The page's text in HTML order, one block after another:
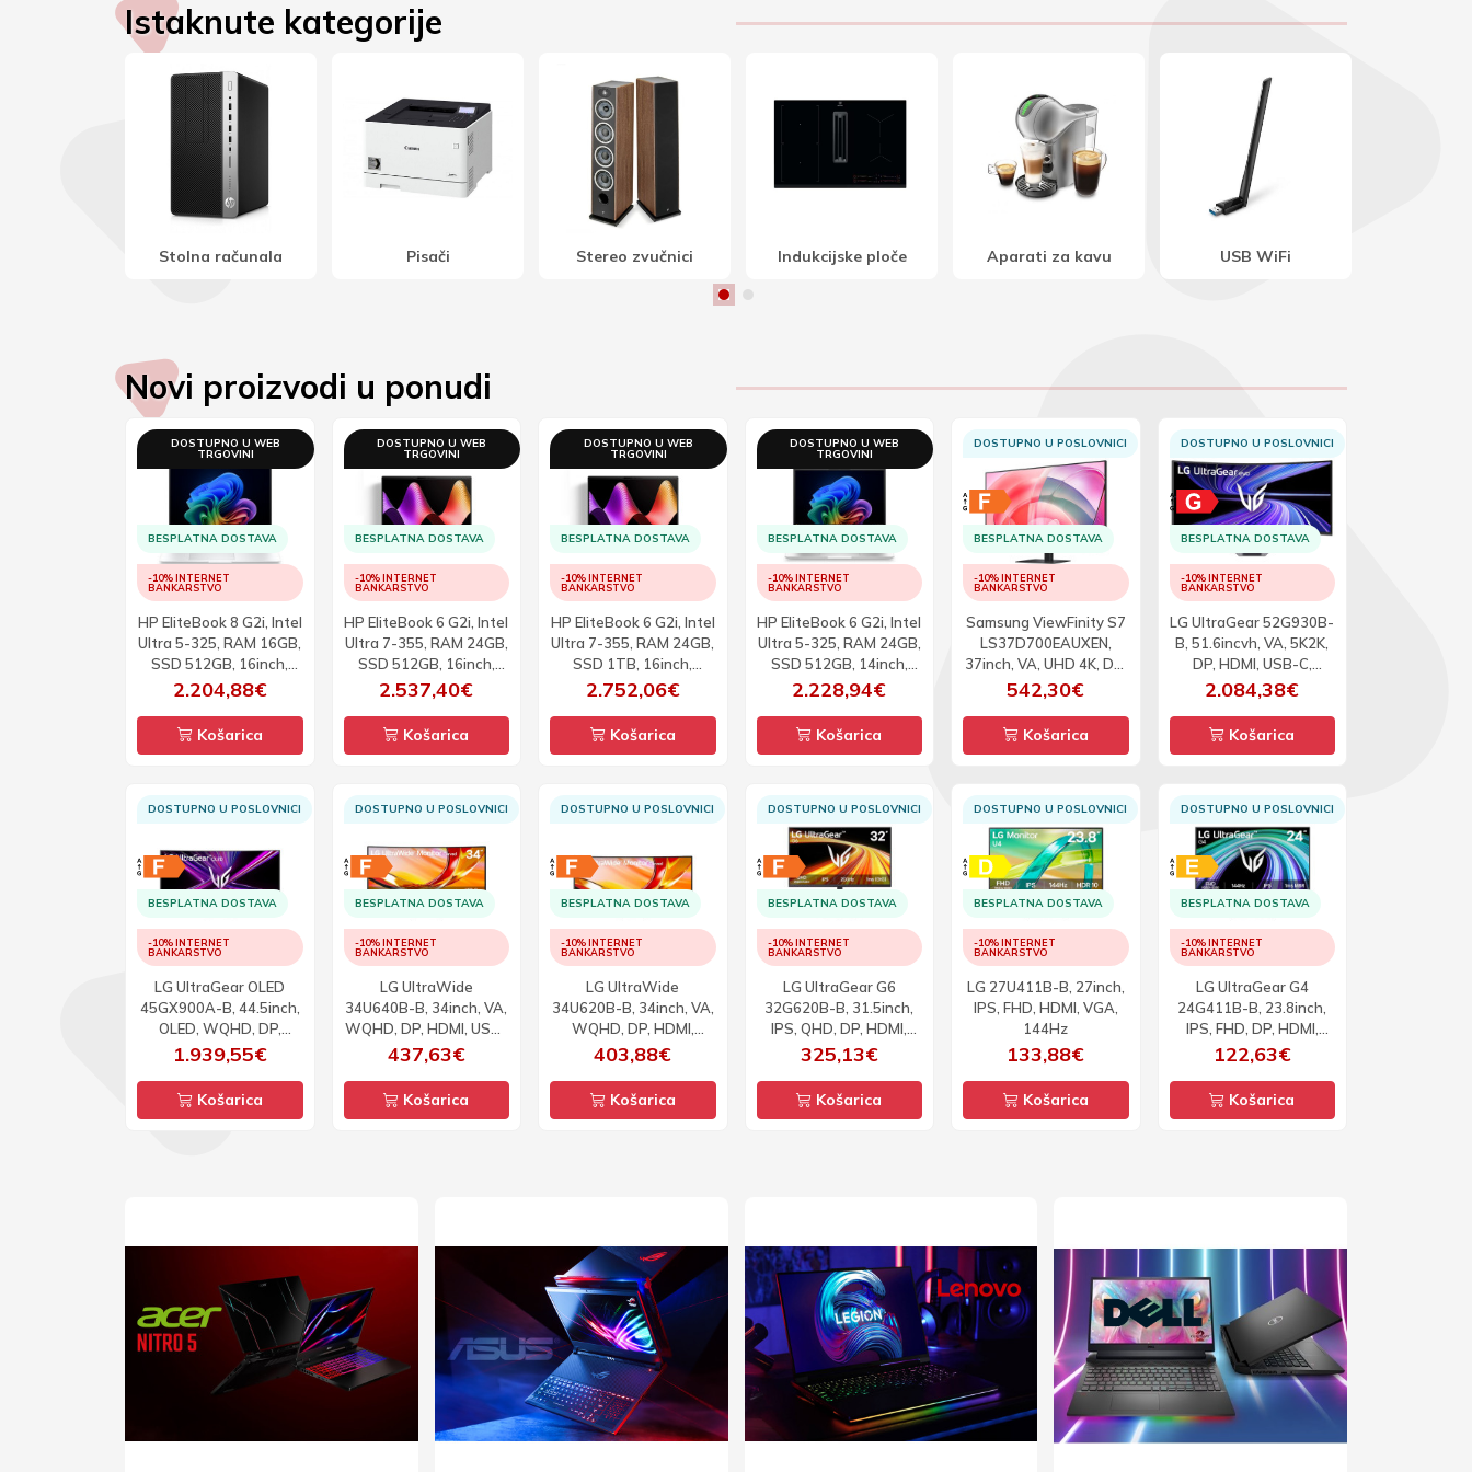
Istaknute kategorije
Pisači Stereo zvučnici Indukcijske ploče Aparati za kavu USB WiFi Napajanja
Novi proizvodi u ponudi
DOSTUPNO U WEB
TRGOVINI
BESPLATNA DOSTAVA
-10% INTERNET
BANKARSTVO
HP EliteBook 8 G2i, Intel
Ultra 5-325, RAM 16GB,
SSD 512GB, 16inch,
WUXGA, W11P
2.204,88€
Košarica
DOSTUPNO U WEB
TRGOVINI
BESPLATNA DOSTAVA
-10% INTERNET
BANKARSTVO
HP EliteBook 6 G2i, Intel
Ultra 7-355, RAM 24GB,
SSD 512GB, 16inch,
WUXGA, W11P
2.537,40€
Košarica
DOSTUPNO U WEB
TRGOVINI
BESPLATNA DOSTAVA
-10% INTERNET
BANKARSTVO
HP EliteBook 6 G2i, Intel
Ultra 7-355, RAM 24GB,
SSD 1TB, 16inch,
WUXGA, W11P
2.752,06€
Košarica
DOSTUPNO U WEB
TRGOVINI
BESPLATNA DOSTAVA
-10% INTERNET
BANKARSTVO
HP EliteBook 6 G2i, Intel
Ultra 5-325, RAM 24GB,
SSD 512GB, 14inch,
WUXGA, W11P
2.228,94€
Košarica
DOSTUPNO U POSLOVNICI
BESPLATNA DOSTAVA
-10% INTERNET
BANKARSTVO
Samsung ViewFinity S7
LS37D700EAUXEN,
37inch, VA, UHD 4K, DP,
HDMI, 60Hz
542,30€
Košarica
DOSTUPNO U POSLOVNICI
BESPLATNA DOSTAVA
-10% INTERNET
BANKARSTVO
LG UltraGear 52G930B-
B, 51.6incvh, VA, 5K2K,
DP, HDMI, USB-C,
240Hz, zakrivljeni
2.084,38€
Košarica
DOSTUPNO U POSLOVNICI
BESPLATNA DOSTAVA
-10% INTERNET
BANKARSTVO
LG UltraGear OLED
45GX900A-B, 44.5inch,
OLED, WQHD, DP,
HDMI, USB-C, 240Hz,
1.939,55€
Košarica
DOSTUPNO U POSLOVNICI
BESPLATNA DOSTAVA
-10% INTERNET
BANKARSTVO
LG UltraWide
34U640B-B, 34inch, VA,
WQHD, DP, HDMI, USB-
C, 144Hz, zakrivljeni
437,63€
Košarica
DOSTUPNO U POSLOVNICI
BESPLATNA DOSTAVA
-10% INTERNET
BANKARSTVO
LG UltraWide
34U620B-B, 34inch, VA,
WQHD, DP, HDMI,
144Hz, zakrivljeni
403,88€
Košarica
DOSTUPNO U POSLOVNICI
BESPLATNA DOSTAVA
-10% INTERNET
BANKARSTVO
LG UltraGear G6
32G620B-B, 31.5inch,
IPS, QHD, DP, HDMI,
200Hz
325,13€
Košarica
DOSTUPNO U POSLOVNICI
BESPLATNA DOSTAVA
-10% INTERNET
BANKARSTVO
LG 27U411B-B, 27inch,
IPS, FHD, HDMI, VGA,
144Hz
133,88€
Košarica
DOSTUPNO U POSLOVNICI
BESPLATNA DOSTAVA
-10% INTERNET
BANKARSTVO
LG UltraGear G4
24G411B-B, 23.8inch,
IPS, FHD, DP, HDMI,
144Hz
122,63€
Košarica